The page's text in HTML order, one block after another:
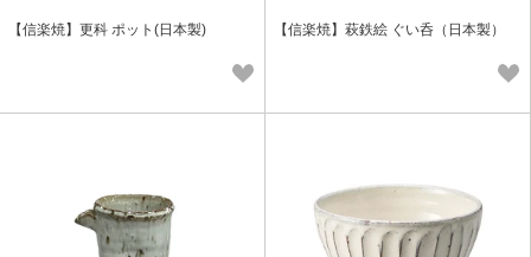
【信楽焼】更科 ポット(日本製) 【信楽焼】萩鉄絵 ぐい呑（日本製）